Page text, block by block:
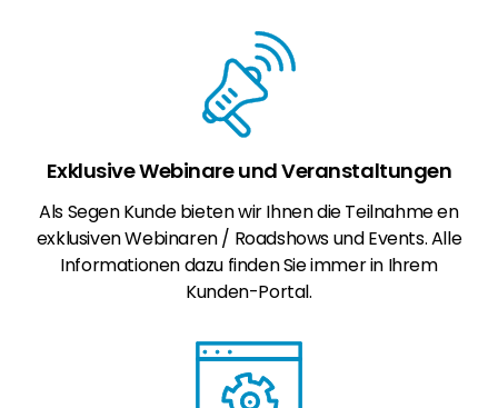
Exklusive Webinare und Veranstaltungen
Als Segen Kunde bieten wir Ihnen die Teilnahme en
exklusiven Webinaren / Roadshows und Events. Alle
Informationen dazu finden Sie immer in Ihrem
Kunden-Portal.